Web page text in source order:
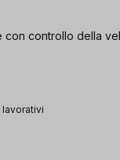
controllo della
lavorativi